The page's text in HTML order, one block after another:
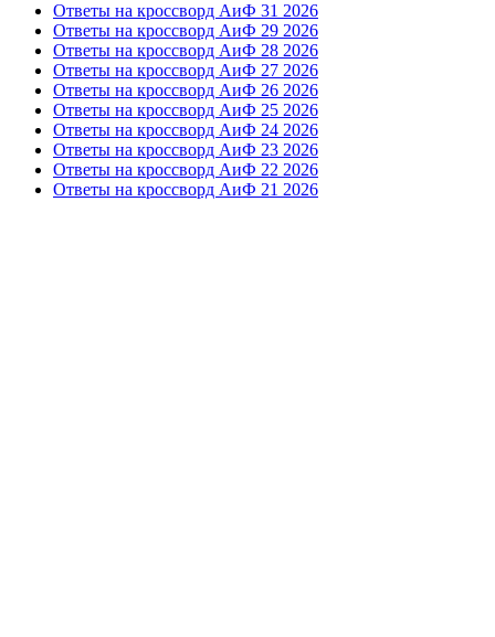
Ответы на кроссворд АиФ 31 2026
Ответы на кроссворд АиФ 29 2026
Ответы на кроссворд АиФ 28 2026
Ответы на кроссворд АиФ 27 2026
Ответы на кроссворд АиФ 26 2026
Ответы на кроссворд АиФ 25 2026
Ответы на кроссворд АиФ 24 2026
Ответы на кроссворд АиФ 23 2026
Ответы на кроссворд АиФ 22 2026
Ответы на кроссворд АиФ 21 2026